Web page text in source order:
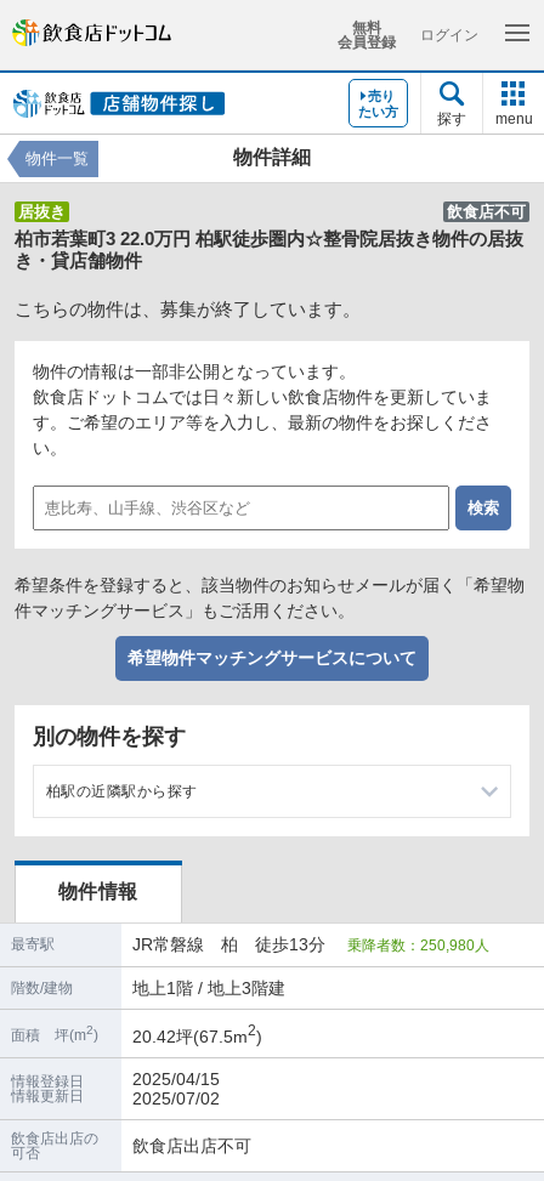
無料
会員登録
ログイン
売り
たい方
探す menu
物件詳細
物件一覧
居抜き 飲食店不可
柏市若葉町3 22.0万円 柏駅徒歩圏内☆整骨院居抜き物件の居抜
き・貸店舗物件
こちらの物件は、募集が終了しています。
物件の情報は一部非公開となっています。
飲食店ドットコムでは日々新しい飲食店物件を更新していま
す。ご希望のエリア等を入力し、最新の物件をお探しくださ
い。
希望条件を登録すると、該当物件のお知らせメールが届く「希望物
件マッチングサービス」もご活用ください。
希望物件マッチングサービスについて
別の物件を探す
柏駅の近隣駅から探す
南柏駅の店舗物件・貸店舗・テナント一覧
新柏駅の店舗物件・貸店舗・テナント一覧
我孫子駅の店舗物件・貸店舗・テナント一覧
物件情報
最寄駅 JR常磐線 柏 徒歩13分 乗降者数：250,980人
階数/建物 地上1階 / 地上3階建
面積 坪(m2) 20.42坪(67.5m2)
情報登録日
情報更新日
2025/04/15
2025/07/02
飲食店出店の
可否
飲食店出店不可